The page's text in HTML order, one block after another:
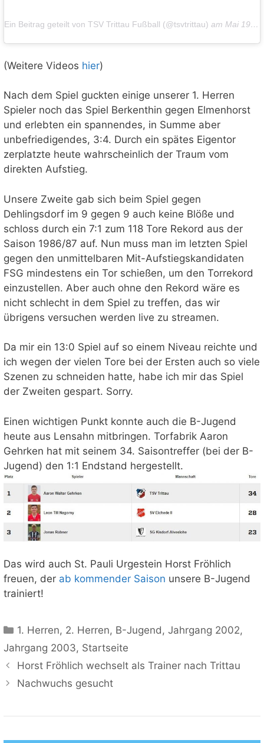
Ein Beitrag geteilt von TSV Trittau Fußball (@tsvtrittau) am Mai 19, 2019 um 6:32 PDT
(Weitere Videos hier)
Nach dem Spiel guckten einige unserer 1. Herren
Spieler noch das Spiel Berkenthin gegen Elmenhorst
und erlebten ein spannendes, in Summe aber
unbefriedigendes, 3:4. Durch ein spätes Eigentor
zerplatzte heute wahrscheinlich der Traum vom
direkten Aufstieg.
Unsere Zweite gab sich beim Spiel gegen
Dehlingsdorf im 9 gegen 9 auch keine Blöße und
schloss durch ein 7:1 zum 118 Tore Rekord aus der
Saison 1986/87 auf. Nun muss man im letzten Spiel
gegen den unmittelbaren Mit-Aufstiegskandidaten
FSG mindestens ein Tor schießen, um den Torrekord
einzustellen. Aber auch ohne den Rekord wäre es
nicht schlecht in dem Spiel zu treffen, das wir
übrigens versuchen werden live zu streamen.
Da mir ein 13:0 Spiel auf so einem Niveau reichte und
ich wegen der vielen Tore bei der Ersten auch so viele
Szenen zu schneiden hatte, habe ich mir das Spiel
der Zweiten gespart. Sorry.
Einen wichtigen Punkt konnte auch die B-Jugend
heute aus Lensahn mitbringen. Torfabrik Aaron
Gehrken hat mit seinem 34. Saisontreffer (bei der B-
Jugend) den 1:1 Endstand hergestellt.
Das wird auch St. Pauli Urgestein Horst Fröhlich
freuen, der ab kommender Saison unsere B-Jugend
trainiert!
Kategorien
1. Herren, 2. Herren, B-Jugend ,Jahrgang 2002,
Jahrgang 2003, Startseite
Horst Fröhlich wechselt als Trainer nach Trittau
Nachwuchs gesucht